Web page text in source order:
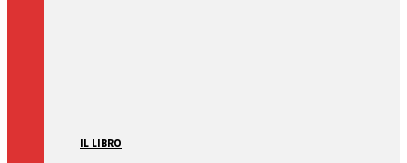
IL LIBRO